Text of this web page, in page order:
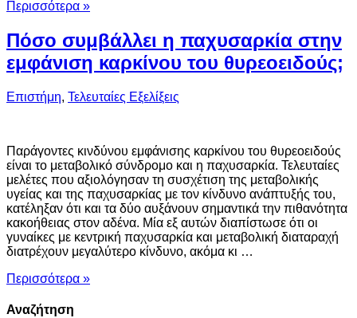
Περισσότερα »
Πόσο συμβάλλει η παχυσαρκία στην
εμφάνιση καρκίνου του θυρεοειδούς;
Επιστήμη, Τελευταίες Εξελίξεις
Παράγοντες κινδύνου εμφάνισης καρκίνου του θυρεοειδούς
είναι το μεταβολικό σύνδρομο και η παχυσαρκία. Τελευταίες
μελέτες που αξιολόγησαν τη συσχέτιση της μεταβολικής
υγείας και της παχυσαρκίας με τον κίνδυνο ανάπτυξής του,
κατέληξαν ότι και τα δύο αυξάνουν σημαντικά την πιθανότητα
κακοήθειας στον αδένα. Μία εξ αυτών διαπίστωσε ότι οι
γυναίκες με κεντρική παχυσαρκία και μεταβολική διαταραχή
διατρέχουν μεγαλύτερο κίνδυνο, ακόμα κι …
Περισσότερα »
Αναζήτηση